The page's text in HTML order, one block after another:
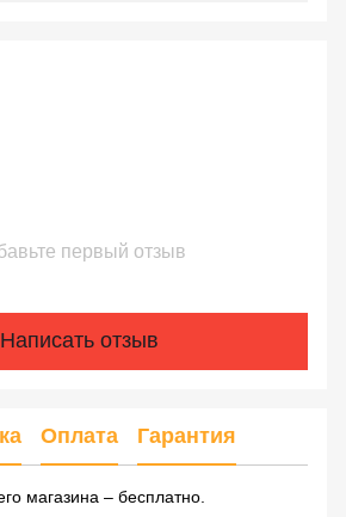
первый отзыв
Написать отзыв
Оплата Гарантия
магазина – бесплатно.